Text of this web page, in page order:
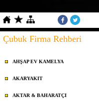
Çubuk Firma Rehberi
AHŞAP EV KAMELYA
AKARYAKIT
AKTAR & BAHARATÇI